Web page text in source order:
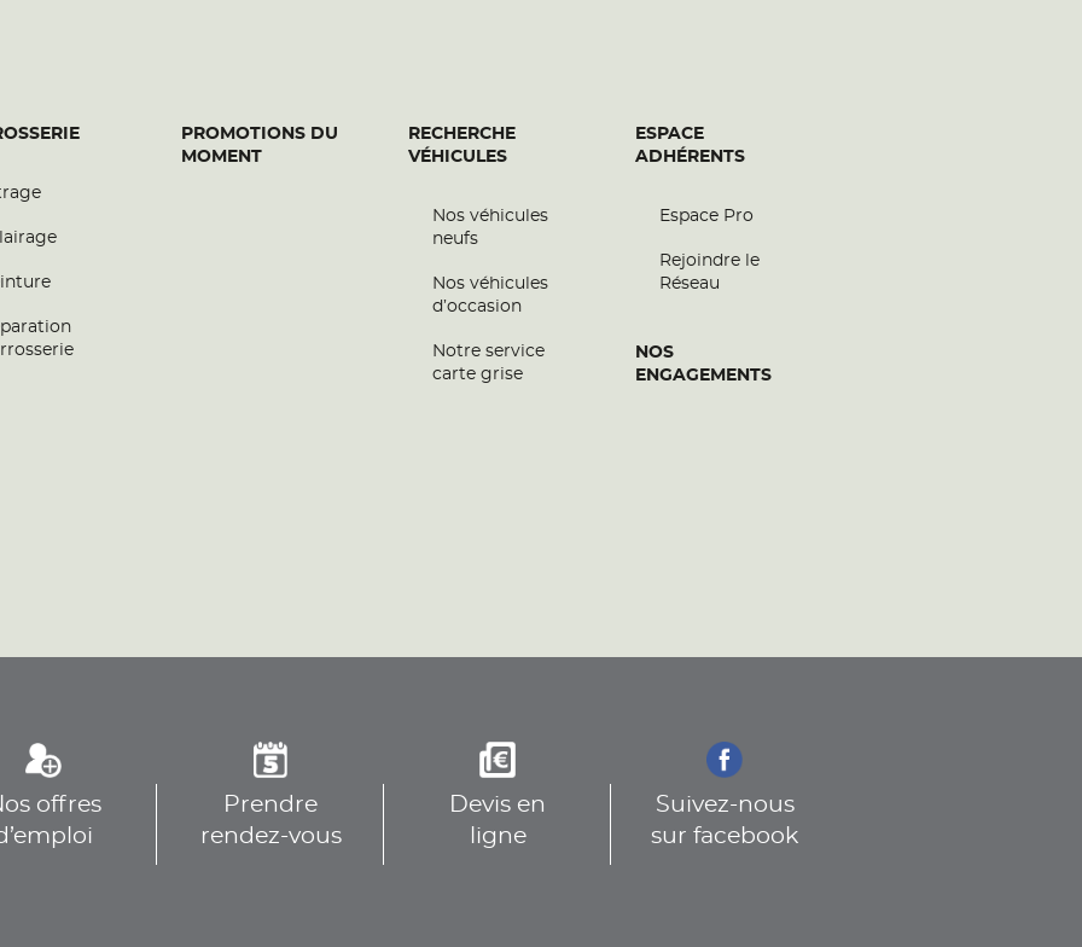
PROMOTIONS DU
MOMENT
RECHERCHE
VÉHICULES
Nos véhicules
neufs
Nos véhicules
d’occasion
Notre service
carte grise
ESPACE
ADHÉRENTS
Espace Pro
Rejoindre le
Réseau
NOS
ENGAGEMENTS
offres
Prendre
rendez-vous
Devis en
ligne
Suivez-nous
sur facebook